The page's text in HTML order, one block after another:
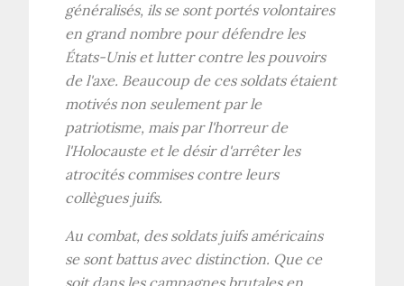
généralisés, ils se sont portés volontaires
en grand nombre pour défendre les
États-Unis et lutter contre les pouvoirs
de l'axe. Beaucoup de ces soldats étaient
motivés non seulement par le
patriotisme, mais par l'horreur de
l'Holocauste et le désir d'arrêter les
atrocités commises contre leurs
collègues juifs.
Au combat, des soldats juifs américains
se sont battus avec distinction. Que ce
soit dans les campagnes brutales en